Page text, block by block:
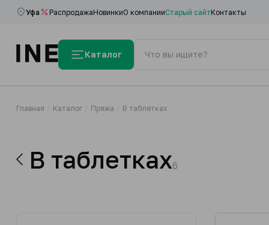
Уфа РаспродажаНовинкиО компанииСтарый сайтКонтакты
Каталог
Главная Каталог Пряжа В таблетках
В таблетках6